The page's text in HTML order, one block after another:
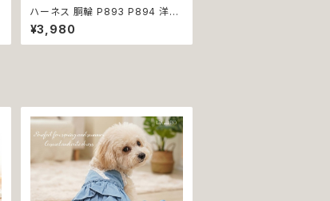
ハーネス 胴輪 P893 P894 洋服
のようなハーネス 引っ張り防止 散
歩 お出掛け ドッグウエア 犬 猫 ペ
ット 服 犬服 猫服 カジュアル おし
¥3,980